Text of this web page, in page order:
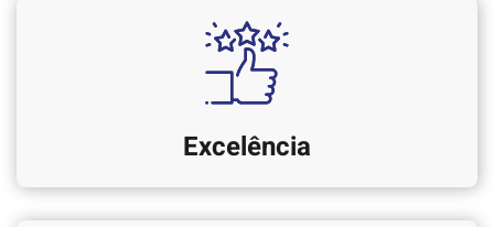
Excelência